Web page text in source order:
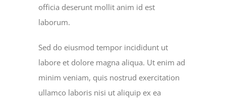
officia deserunt mollit anim id est
laborum.
Sed do eiusmod tempor incididunt ut
labore et dolore magna aliqua. Ut enim ad
minim veniam, quis nostrud exercitation
ullamco laboris nisi ut aliquip ex ea